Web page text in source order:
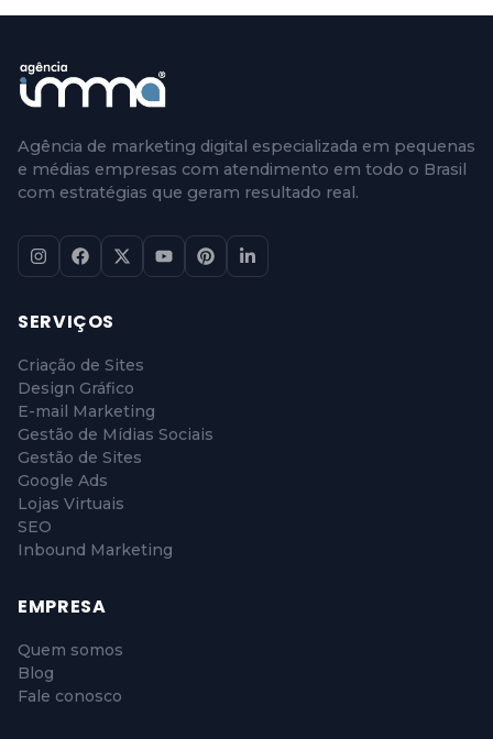
Agência de marketing digital especializada em pequenas
e médias empresas com atendimento em todo o Brasil
com estratégias que geram resultado real.
SERVIÇOS
Criação de Sites
Design Gráfico
E-mail Marketing
Gestão de Mídias Sociais
Gestão de Sites
Google Ads
Lojas Virtuais
SEO
Inbound Marketing
EMPRESA
Quem somos
Blog
Fale conosco